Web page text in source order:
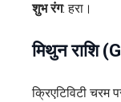
शुभ रंग: हरा।
मिथुन राशि
क्रिएटिविटी चरम